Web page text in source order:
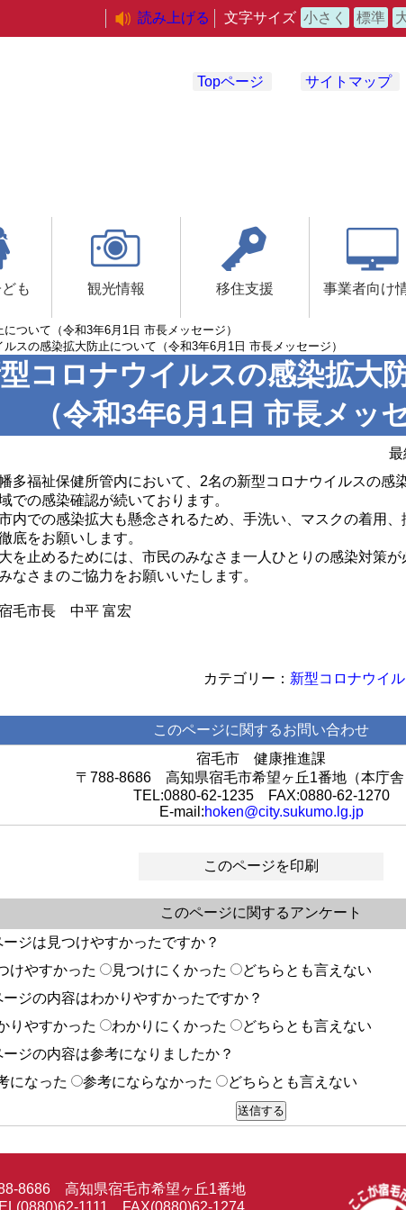
読み上げる 文字サイズ 小さく 標準
Topページ サイトマップ
も 観光情報 移住支援 事業者向け
ついて（令和3年6月1日 市長メッセージ）
ルスの感染拡大防止について（令和3年6月1日 市長メッセージ）
コロナウイルスの感染拡大
（令和3年6月1日 市長メッ
多福祉保健所管内において、2名の新型コロナウイルスの感
での感染確認が続いております。
内での感染拡大も懸念されるため、手洗い、マスクの着用
底をお願いします。
を止めるためには、市民のみなさま一人ひとりの感染対策が
なさまのご協力をお願いいたします。
長 中平 富宏
新型コロナウイ
このページに関するお問い合わせ
宿毛市 健康推進課
〒788-8686 高知県宿毛市希望ヶ丘1番地（本庁舎
TEL:0880-62-1235 FAX:0880-62-1270
E-mail:hoken@city.sukumo.lg.jp
このページを印刷
このページに関するアンケート
ージは見つけやすかったですか？
けやすかった
見つけにくかった
どちらとも言えない
ージの内容はわかりやすかったですか？
りやすかった
わかりにくかった
どちらとも言えない
ージの内容は参考になりましたか？
になった
参考にならなかった どちらとも言えない
8686 高知県宿毛市希望ヶ丘1番地
1111 FAX(0880)62-1274